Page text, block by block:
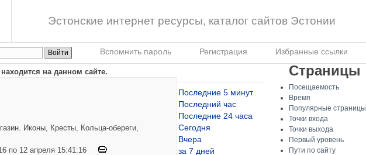
Эстонские интернет ресурсы, каталог сайтов Эстонии
Вспомнить пароль Регистрация Избранные ссылки
на данном сайте.
Иконы, Кресты, Кольца-обереги,
по 12 апреля 15:41:16
Последние 5 минут
Последний час
Последние 24 часа
Сегодня
Вчера
за 7 дней
Страницы
Посещаемость
Время
Популярные страницы
Точки входа
Точки выхода
Первый уровень
Пути по сайту